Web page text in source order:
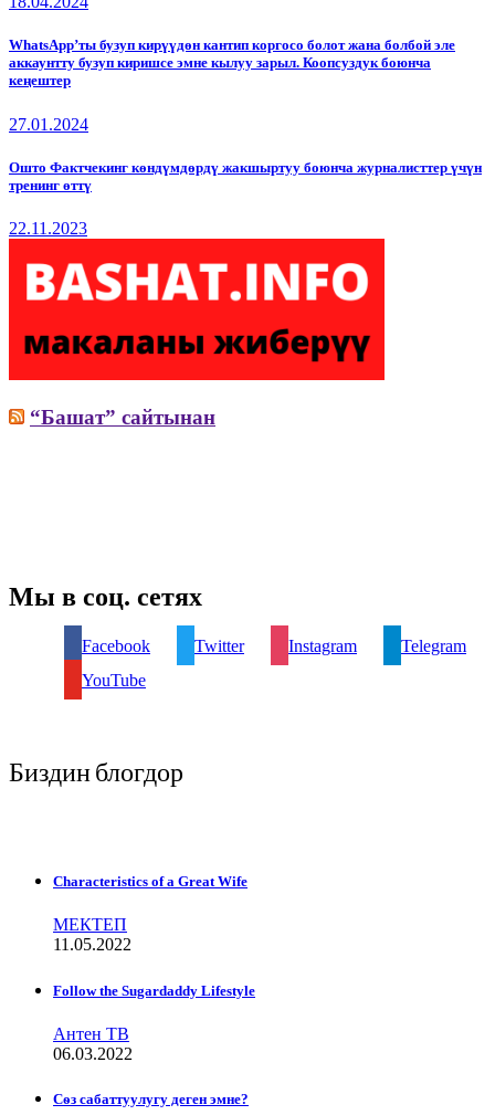
WhatsApp’ты бузуп кирүүдөн кантип коргосо болот жана болбой эле
аккаунтту бузуп киришсе эмне кылуу зарыл. Коопсуздук боюнча
кеңештер
27.01.2024
Ошто Фактчекинг көндүмдөрдү жакшыртуу боюнча журналисттер үчүн
тренинг өттү
22.11.2023
“Башат” сайтынан
Мы в соц. сетях
Facebook Twitter Instagram
Telegram
YouTube
Биздин блогдор
Characteristics of a Great Wife
МЕКТЕП
11.05.2022
Follow the Sugardaddy Lifestyle
Антен ТВ
06.03.2022
Сѳз сабаттуулугу деген эмне?